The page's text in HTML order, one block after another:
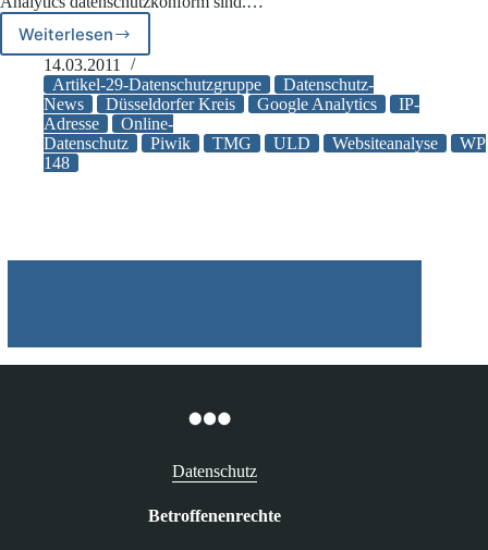
Weiterlesen
Google
Analytics
und
die
datenschutzkonforme
Ausgestaltung
von
14.03.2011
Artikel-29-Datenschutzgruppe
Datenschutz-
News
Düsseldorfer Kreis Google Analytics
IP-
Adresse
Online-
Datenschutz
Piwik TMG ULD Websiteanalyse
WP
148
Datenschutz
Betroffenenrechte